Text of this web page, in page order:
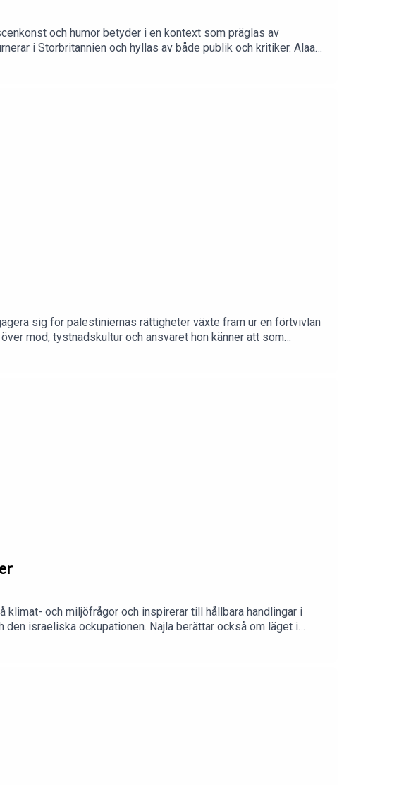
och humor betyder i en kontext som präglas av
i Storbritannien och hyllas av både publik och kritiker. Alaa
belägras, och han beskriver scenen som den enda plats
sig för palestiniernas rättigheter växte fram ur en förtvivlan
mod, tystnadskultur och ansvaret hon känner att som
och miljöfrågor och inspirerar till hållbara handlingar i
israeliska ockupationen. Najla berättar också om läget i